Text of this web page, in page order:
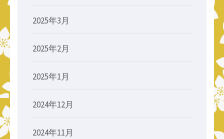
2025年3月
2025年2月
2025年1月
2024年12月
2024年11月